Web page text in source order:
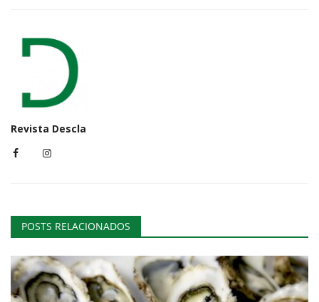
Revista Descla
POSTS RELACIONADOS